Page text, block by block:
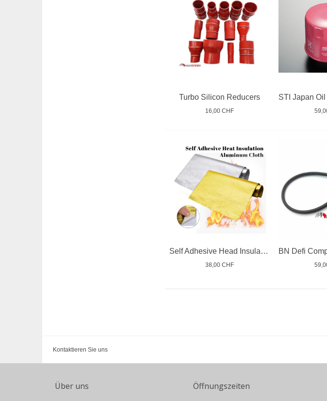
Turbo Silicon Reducers
16,00 CHF
Self Adhesive Head Insulation Aluminium Cloth
38,00 CHF
Kontaktieren Sie uns
Über uns Öffnungszeiten